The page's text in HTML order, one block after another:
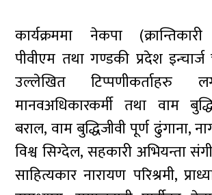
कार्यक्रममा नेकपा
पीवीएम तथा गण्डकी प्रदेश इन्चार्ज
उल्लेखित टिप्पणीकर्ताहरु
मानवअधिकारकर्मी तथा वाम
बराल, वाम बुद्धिजीवी पूर्ण ढुंगाना,
विश्व सिग्देल, सहकारी अभियन्ता
साहित्यकार नारायण परिश्रमी,